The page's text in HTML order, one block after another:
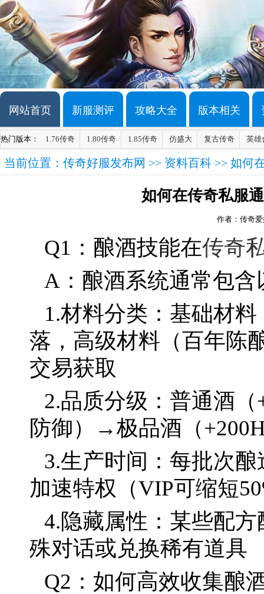
网站首页 新服测评 攻略大全 版本相关
热门版本： 1.76传奇 1.80传奇 1.85传奇 仿盛大 复古传奇 英雄
当前位置： 传奇好服发布网 >> 资料百科 >> 如何
如何在传奇私服
作者：传奇
Q1：酿酒技能在传奇
A：酿酒系统通常包含
1.材料分类：基础材
落，高级材料（百年陈
交易获取
2.品质分级：普通酒
防御）→极品酒（
3.生产时间：每批次
加速特权（VIP可缩短
4.隐藏属性：某些配
殊对话或兑换稀有道具
Q2：如何高效收集酿